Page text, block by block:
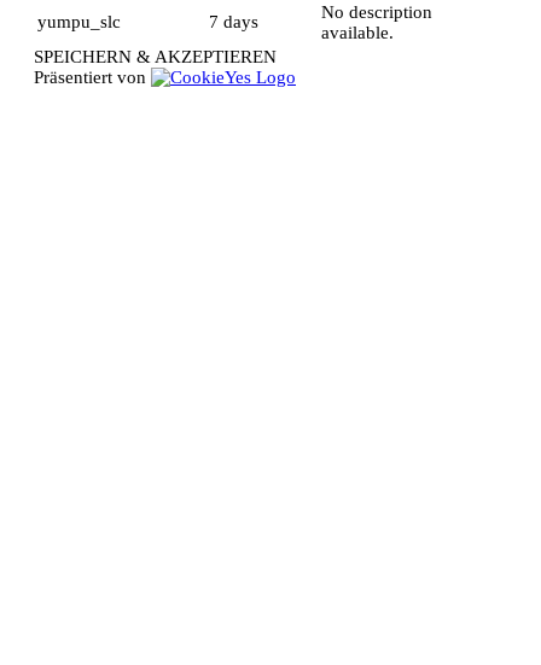
yumpu_slc
7 days
No description
available.
SPEICHERN & AKZEPTIEREN
Präsentiert von